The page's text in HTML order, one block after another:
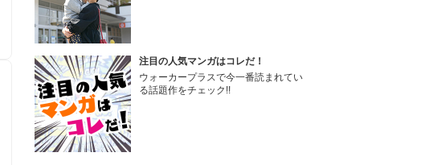
注目の人気マンガはコレだ！
ウォーカープラスで今一番読まれてい
る話題作をチェック!!